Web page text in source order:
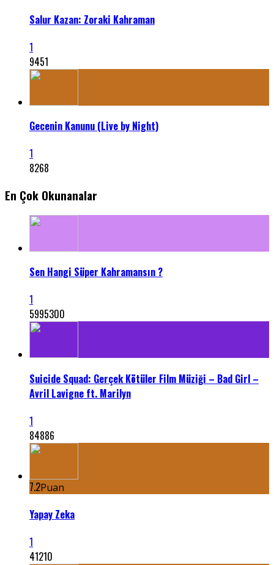
Salur Kazan: Zoraki Kahraman
1
9451
Gecenin Kanunu (Live by Night)
1
8268
En Çok Okunanalar
Sen Hangi Süper Kahramansın ?
1
5995300
Suicide Squad: Gerçek Kötüler Film Müziği – Bad Girl –
Avril Lavigne ft. Marilyn
1
84886
7.2Puan
Yapay Zeka
1
41210